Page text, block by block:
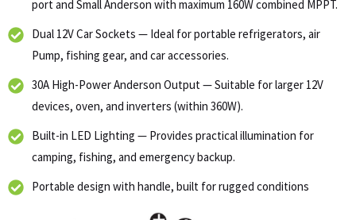
port and Small Anderson with maximum 160W combined MPPT.
Dual 12V Car Sockets — Ideal for portable refrigerators, air
Pump, fishing gear, and car accessories.
30A High-Power Anderson Output — Suitable for larger 12V
devices, oven, and inverters (within 360W).
Built-in LED Lighting — Provides practical illumination for
camping, fishing, and emergency backup.
Portable design with handle, built for rugged conditions